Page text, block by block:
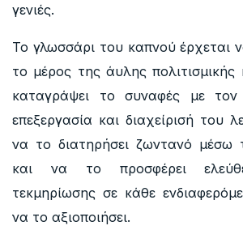
γενιές.
Το γλωσσάρι του καπνού έρχεται
το μέρος της άυλης πολιτισμικής
καταγράψει το συναφές με
επεξεργασία και διαχείρισή του
να το διατηρήσει ζωντανό μέσω
και να το προσφέρει
τεκμηρίωσης σε κάθε
να το αξιοποιήσει.